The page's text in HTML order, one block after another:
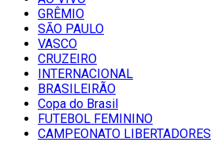
GRÊMIO
SĀO PAULO
VASCO
CRUZEIRO
INTERNACIONAL
BRASILEIRÃO
Copa do Brasil
FUTEBOL FEMININO
CAMPEONATO LIBERTADORES